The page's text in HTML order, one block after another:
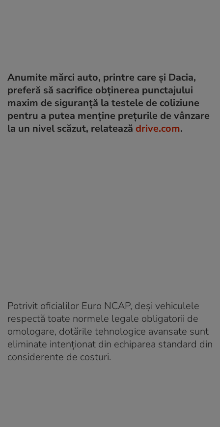
Anumite mărci auto, printre care și Dacia,
preferă să sacrifice obținerea punctajului
maxim de siguranță la testele de coliziune
pentru a putea menține prețurile de vânzare
la un nivel scăzut, relatează drive.com.
Potrivit oficialilor Euro NCAP, deși vehiculele
respectă toate normele legale obligatorii de
omologare, dotările tehnologice avansate sunt
eliminate intenționat din echiparea standard din
considerente de costuri.